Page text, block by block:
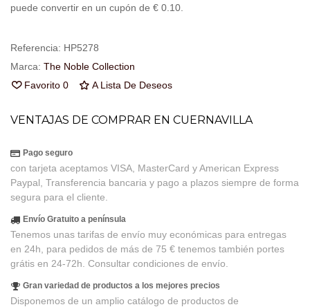
puede convertir en un cupón de € 0.10
Referencia: HP5278
Marca: The Noble Collection
Favorito 0 A Lista De Deseos
VENTAJAS DE COMPRAR EN CUERNAVILLA
Pago seguro
con tarjeta aceptamos VISA, MasterCard y American Express
Paypal, Transferencia bancaria y pago a plazos siempre de forma
segura para el cliente.
Envío Gratuito a península
Tenemos unas tarifas de envío muy económicas para entregas
en 24h, para pedidos de más de 75 € tenemos también portes
grátis en 24-72h. Consultar condiciones de envío.
Gran variedad de productos a los mejores precios
Disponemos de un amplio catálogo de productos de